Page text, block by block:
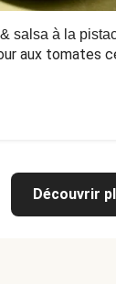
salsa à la
aux tomates
Découvrir